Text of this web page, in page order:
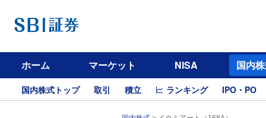
ホーム マーケット NISA 国内
国内株式トップ 取引 積立 ランキング IPO・PO